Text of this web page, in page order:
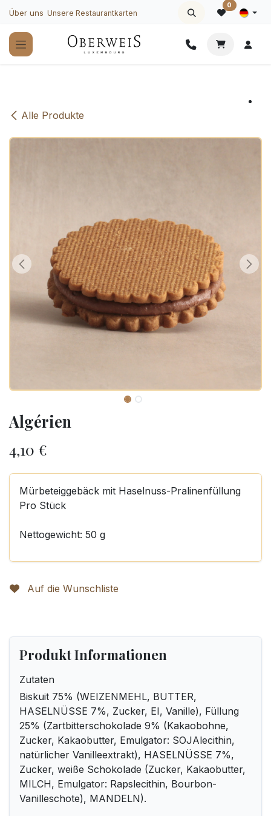
Zum Inhalt springen
Über uns Unsere Restaurantkarten
0
Alle Produkte
Algérien
4,10 €
Mürbeteiggebäck mit Haselnuss-Pralinenfüllung
Pro Stück
Nettogewicht: 50 g
Auf die Wunschliste
Produkt Informationen
Zutaten
Biskuit 75% (WEIZENMEHL, BUTTER,
HASELNÜSSE 7%, Zucker, EI, Vanille), Füllung
25% (Zartbitterschokolade 9% (Kakaobohne,
Zucker, Kakaobutter, Emulgator: SOJAlecithin,
natürlicher Vanilleextrakt), HASELNÜSSE 7%,
Zucker, weiße Schokolade (Zucker, Kakaobutter,
MILCH, Emulgator: Rapslecithin, Bourbon-
Vanilleschote), MANDELN).